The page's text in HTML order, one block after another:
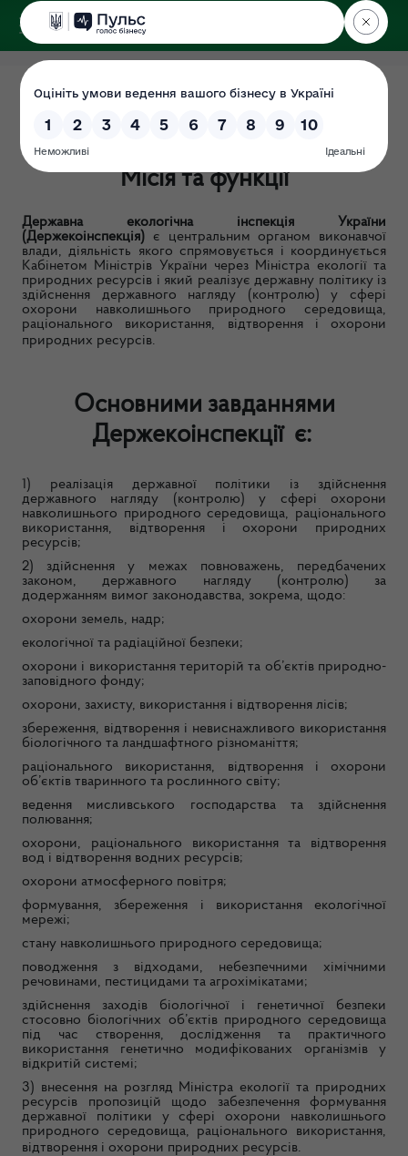
ДЕРЖЕКОІНСПЕКЦІЯ
Мета діяльності
Місія та функції
Державна екологічна інспекція України
(Держекоінспекція) є центральним органом виконавчої
влади, діяльність якого спрямовується і координується
Кабінетом Міністрів України через Міністра екології та
природних ресурсів і який реалізує державну політику із
здійснення державного нагляду (контролю) у сфері
охорони навколишнього природного середовища,
раціонального використання, відтворення і охорони
природних ресурсів.
Основними завданнями
Держекоінспекції є:
1) реалізація державної політики із здійснення
державного нагляду (контролю) у сфері охорони
навколишнього природного середовища, раціонального
використання, відтворення і охорони природних
ресурсів;
2) здійснення у межах повноважень, передбачених
законом, державного нагляду (контролю) за
додержанням вимог законодавства, зокрема, щодо:
охорони земель, надр;
екологічної та радіаційної безпеки;
охорони і використання територій та об’єктів природно-
заповідного фонду;
охорони, захисту, використання і відтворення лісів;
збереження, відтворення і невиснажливого використання
біологічного та ландшафтного різноманіття;
раціонального використання, відтворення і охорони
об’єктів тваринного та рослинного світу;
ведення мисливського господарства та здійснення
полювання;
охорони, раціонального використання та відтворення
вод і відтворення водних ресурсів;
охорони атмосферного повітря;
формування, збереження і використання екологічної
мережі;
стану навколишнього природного середовища;
поводження з відходами, небезпечними хімічними
речовинами, пестицидами та агрохімікатами;
здійснення заходів біологічної і генетичної безпеки
стосовно біологічних об’єктів природного середовища
під час створення, дослідження та практичного
використання генетично модифікованих організмів у
відкритій системі;
3) внесення на розгляд Міністра екології та природних
ресурсів пропозицій щодо забезпечення формування
державної політики у сфері охорони навколишнього
природного середовища, раціонального використання,
відтворення і охорони природних ресурсів.